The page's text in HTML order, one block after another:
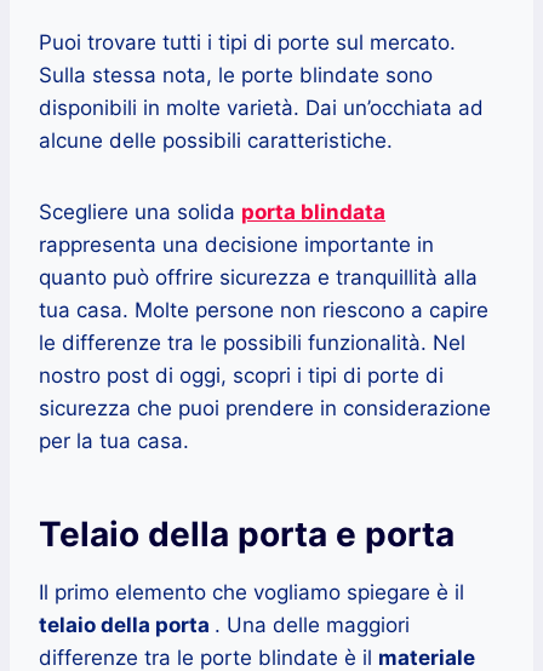
Puoi trovare tutti i tipi di porte sul mercato.
Sulla stessa nota, le porte blindate sono
disponibili in molte varietà. Dai un’occhiata ad
alcune delle possibili caratteristiche.
Scegliere una solida porta blindata
rappresenta una decisione importante in
quanto può offrire sicurezza e tranquillità alla
tua casa. Molte persone non riescono a capire
le differenze tra le possibili funzionalità. Nel
nostro post di oggi, scopri i tipi di porte di
sicurezza che puoi prendere in considerazione
per la tua casa.
Telaio della porta e porta
Il primo elemento che vogliamo spiegare è il
telaio della porta . Una delle maggiori
differenze tra le porte blindate è il materiale